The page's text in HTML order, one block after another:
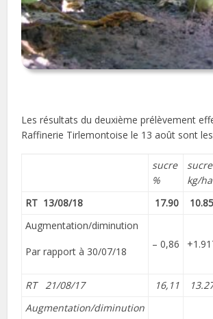
Les résultats du deuxième prélèvement
Raffinerie Tirlemontoise le 13 août sont
sucre
%
sucre
kg/ha
RT 13/08/18
17.90
Augmentation/diminution
Par rapport à 30/07/18
– 0,86
RT 21/08/17 16,11
Augmentation/diminution